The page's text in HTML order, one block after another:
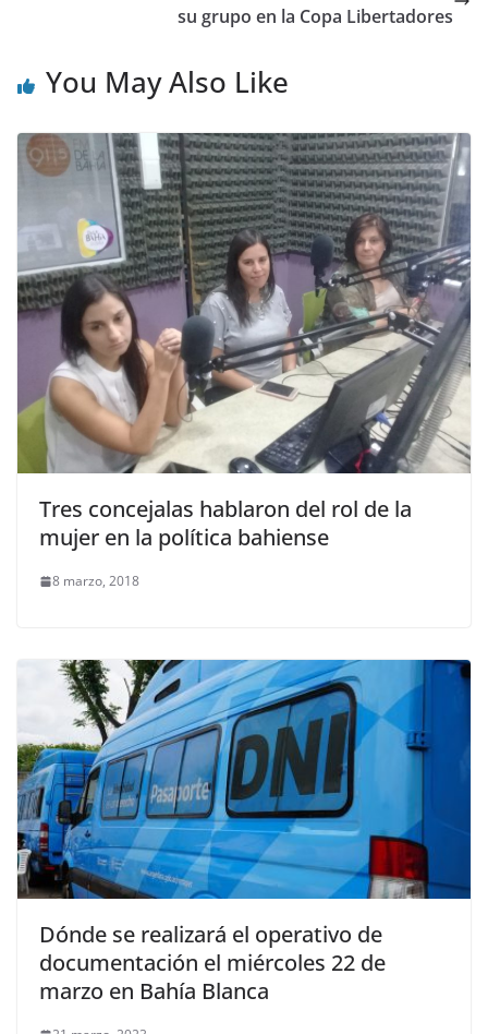
su grupo en la Copa Libertadores
You May Also Like
Tres concejalas hablaron del rol de la
mujer en la política bahiense
8 marzo, 2018
Dónde se realizará el operativo de
documentación el miércoles 22 de
marzo en Bahía Blanca